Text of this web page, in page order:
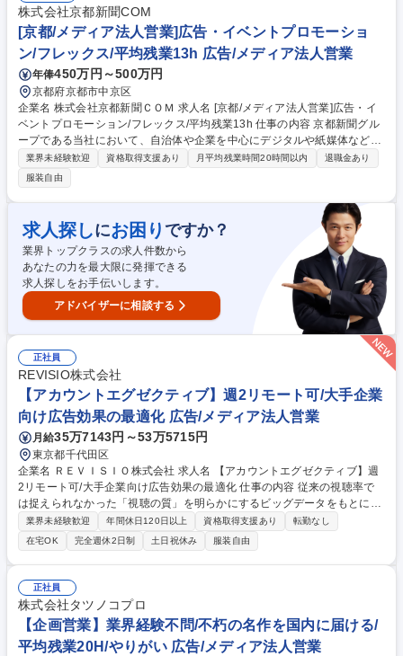
戦略設計から実行まで幅広く経験できます。◎話題の人気ブランドのプロ
モーションやブランドデザインに携われます！ 募集職種 広告業界未経
験・美容好き歓迎！【アカウントプランナー】SNS×PRで話題創出
株式会社京都新聞COM
[京都/メディア法人営業]広告・イベントプロモーショ
ン/フレックス/平均残業13h 広告/メディア法人営業
年俸450万円～500万円
京都府京都市中京区
企業名 株式会社京都新聞ＣＯＭ 求人名 [京都/メディア法人営業]広告・イ
ベントプロモーション/フレックス/平均残業13h 仕事の内容 京都新聞グル
ープである当社において、自治体や企業を中心にデジタルや紙媒体などの
広告全般や協賛企業のイベント、プロモーションの提案、美術展覧会、ス
ポーツイベント等各種イベントの企画運営をお任せします。 【具体的な業
務】■京都新聞紙面やデジタル広告、イベントなど京都新聞グループメデ
ィアを活用した顧客の課題解決策の提案 ■顧客の課題解決に必要なコンテ
ンツ制作やデータ分析、イベント運営などの手配■広告会社や各所ステー
クホルダーとの調整■新規顧客開拓 など ★京都・滋賀にゆかりのある方出
演の協賛講演会やシンポジウムなどのイベント運営、対談やインタビュー
などの広告企画も実施しています。 募集職種 [京都/メディア法人営業]広
告・イベントプロモーション/フレックス/平均残業13h
業界未経験歓迎 資格取得支援あり 月平均残業時間20時間以内
退職金あり
服装自由
求人探しにお困り ですか？
業界トップクラスの求人件数から
あなたの力を最大限に発揮できる
求人探しをお手伝いします。
アドバイザーに相談する
正社員
REVISIO株式会社
【アカウントエグゼクティブ】週2リモート可/大手企業
向け広告効果の最適化 広告/メディア法人営業
月給35万7143円～53万5715円
東京都千代田区
企業名 ＲＥＶＩＳＩＯ株式会社 求人名 【アカウントエグゼクティブ】週
2リモート可/大手企業向け広告効果の最適化 仕事の内容 従来の視聴率で
は捉えられなかった「視聴の質」を明らかにするビッグデータをもとに、
広告主・広告会社・放送局などの大手クライアントに向けて広告の最適化
やクリエイティブ改善の提案をお任せします。 【業務詳細】■クライアン
ト支援：既存顧客の課題発見・注視データを活用した改善提案、新規顧客
へのソリューション提案（インバウンド中心）■提案活動：注視データやA
I分析結果をもとにしたプレゼン、クリエイティブ改善やメディアプランの
最適化提案■リード育成：セミナー／ホワイトペーパーを活用したリード
ナーチャリング■PJT推進：分析・戦略立案PJTの企画・進行管理 等 募集
職種 【アカウントエグゼクティブ】週2リモート可/大手企業向け広告効果
の最適化
業界未経験歓迎 年間休日120日以上 資格取得支援あり
転勤なし
在宅OK
完全週休2日制 土日祝休み 服装自由
正社員
株式会社タツノコプロ
【企画営業】業界経験不問/不朽の名作を国内に届ける/
平均残業20H/やりがい 広告/メディア法人営業